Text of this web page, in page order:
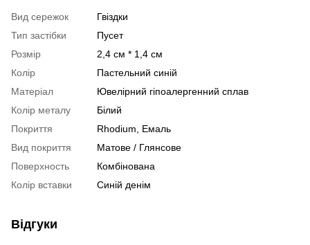
Вид сережок
Гвіздки
Тип застібки
Пусет
Розмір
2,4 см * 1,4 см
Колір
Пастельний синій
Матеріал
Ювелірний гіпоалергенний сплав
Колір металу
Білий
Покриття
Rhodium, Емаль
Вид покриття
Матове / Глянсове
Поверхность
Комбінована
Колір вставки
Синій денім
Відгуки